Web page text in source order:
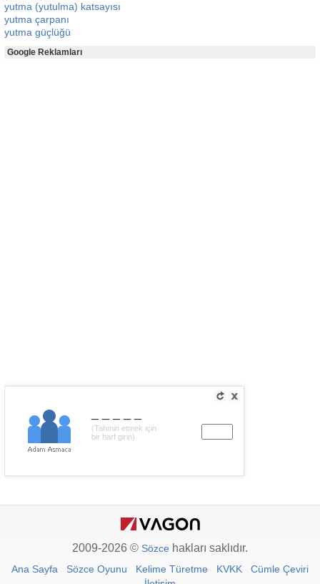
yutma (yutulma) katsayısı
yutma çarpanı
yutma güçlüğü
Google Reklamları
(Tahmin etmek için
bir harf girin)
2009-2026 © Sözce hakları saklıdır.
Ana Sayfa Sözce Oyunu Kelime Türetme KVKK
Cümle Çeviri